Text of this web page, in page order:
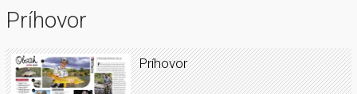
Príhovor
Príhovor